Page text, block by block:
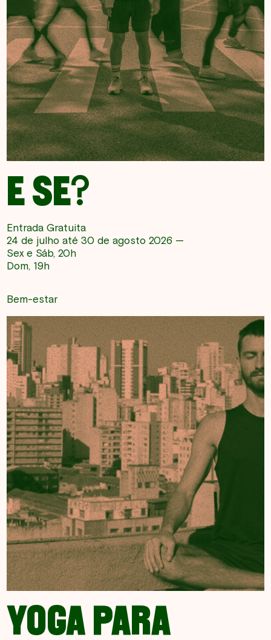
E SE?
Entrada Gratuita
24 de julho até 30 de agosto 2026 —
Sex e Sáb, 20h
Dom, 19h
Bem-estar
YOGA PARA